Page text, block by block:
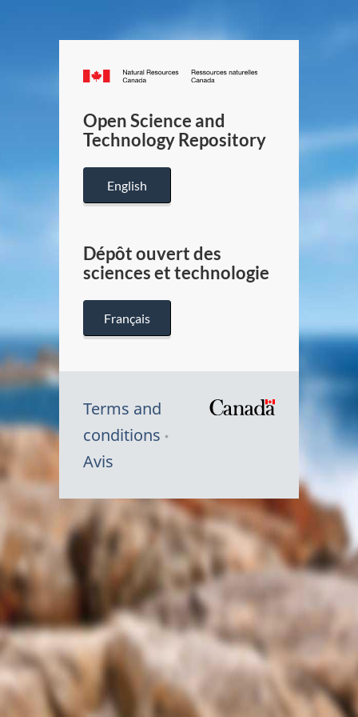
Canada.ca
/
Canada
Open Science and
Technology Repository
English
Dépôt ouvert des
sciences et technologie
Français
Terms and
conditions
Avis
Symbole
du
Canada